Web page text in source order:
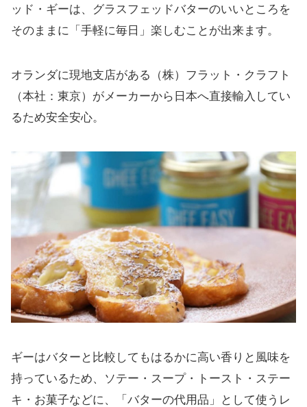
ッド・ギーは、グラスフェッドバターのいいところを
そのままに「手軽に毎日」楽しむことが出来ます。
オランダに現地支店がある（株）フラット・クラフト
（本社：東京）がメーカーから日本へ直接輸入してい
るため安全安心。
ギーはバターと比較してもはるかに高い香りと風味を
持っているため、ソテー・スープ・トースト・ステー
キ・お菓子などに、「バターの代用品」として使うレ